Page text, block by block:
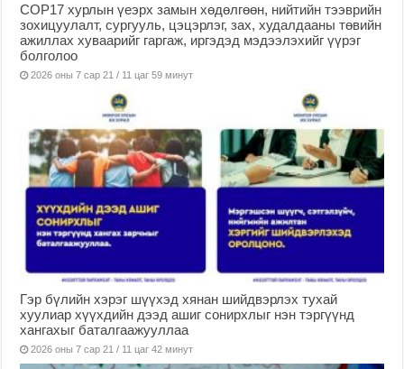
COP17 хурлын үеэрх замын хөдөлгөөн, нийтийн тээврийн
зохицуулалт, сургууль, цэцэрлэг, зах, худалдааны төвийн
ажиллах хуваарийг гаргаж, иргэдэд мэдээлэхийг үүрэг
болголоо
2026 оны 7 сар 21 / 11 цаг 59 минут
Гэр бүлийн хэрэг шүүхэд хянан шийдвэрлэх тухай
хуулиар хүүхдийн дээд ашиг сонирхлыг нэн тэргүүнд
хангахыг баталгаажууллаа
2026 оны 7 сар 21 / 11 цаг 42 минут